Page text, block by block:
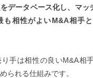
データベース化し、マッ
も相性がよいM&A相手
手は相性の良いM&A相
られる仕組みです。